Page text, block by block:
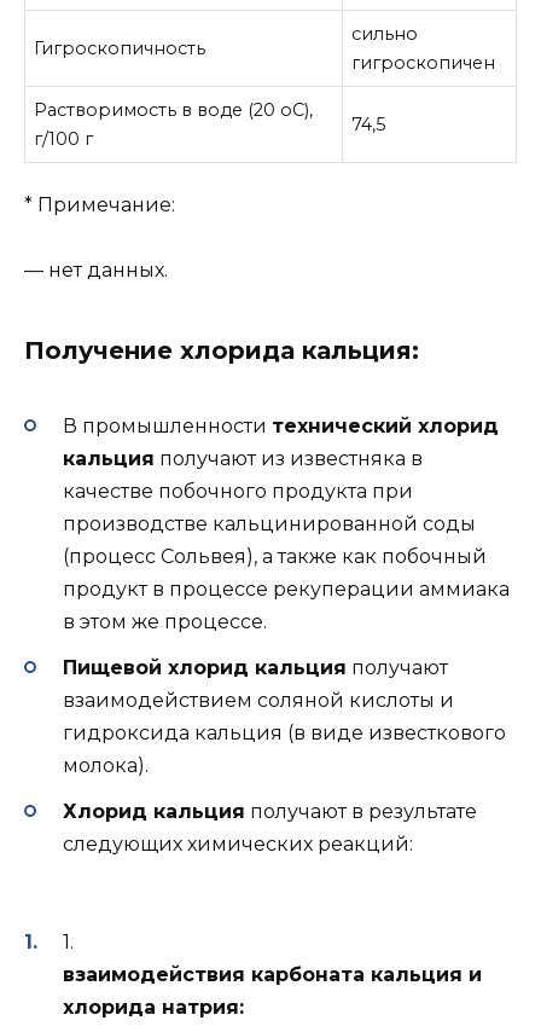
Гигроскопичность
сильно
гигроскопичен
Растворимость в воде (20 oС),
г/100 г
74,5
* Примечание:
— нет данных.
Получение хлорида кальция:
В промышленности технический хлорид
кальция получают из известняка в
качестве побочного продукта при
производстве кальцинированной соды
(процесс Сольвея), а также как побочный
продукт в процессе рекуперации аммиака
в этом же процессе.
Пищевой хлорид кальция получают
взаимодействием соляной кислоты и
гидроксида кальция (в виде известкового
молока).
Хлорид кальция получают в результате
следующих химических реакций:
1.
взаимодействия карбоната кальция и
хлорида натрия: